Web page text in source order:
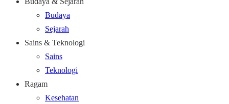
Budaya
Sejarah
Sains & Teknologi
Sains
Teknologi
Ragam
Kesehatan